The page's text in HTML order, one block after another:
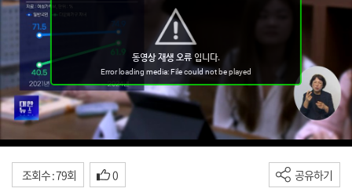
조회수 : 79회 0 공유하기